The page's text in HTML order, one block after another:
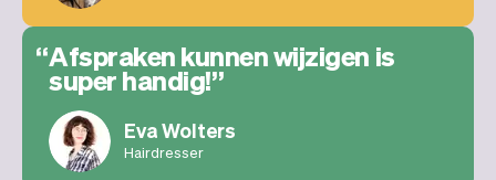
Afspraken kunnen wijzigen is
super handig!
Eva Wolters
Hairdresser